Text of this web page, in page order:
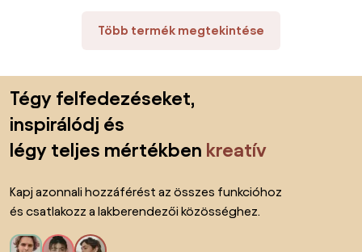
Több termék megtekintése
Tégy felfedezéseket,
inspirálódj és
légy teljes mértékben kreatív
Kapj azonnali hozzáférést az összes funkcióhoz
és csatlakozz a lakberendezői közösséghez.